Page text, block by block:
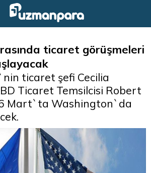
ticaret görüşmeleri
ticaret şefi Cecilia
Ticaret Temsilcisi Robert
Mart`ta Washington`da